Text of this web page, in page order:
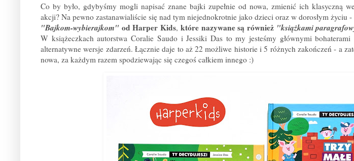
Co by było, gdybyśmy mogli napisać znane bajki zupełnie od nowa, zmienić ich klasyczną
akcji? Na pewno zastanawialiście się nad tym niejednokrotnie jako dzieci oraz w dorosłym życiu
"Bajkom-wybierajkom" od Harper Kids, które nazywane są również "książkami
W książeczkach autorstwa Coralie Saudo i Jessiki Das to my jesteśmy głównymi
alternatywne wersje zdarzeń. Łącznie daje to aż 22 możliwe historie i 5 różnych zakończeń - a
nowa, za każdym razem spodziewając się czegoś całkiem innego :)